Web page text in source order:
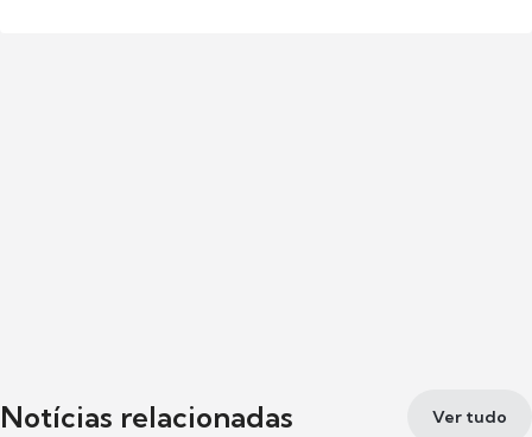
Notícias relacionadas Ver tudo